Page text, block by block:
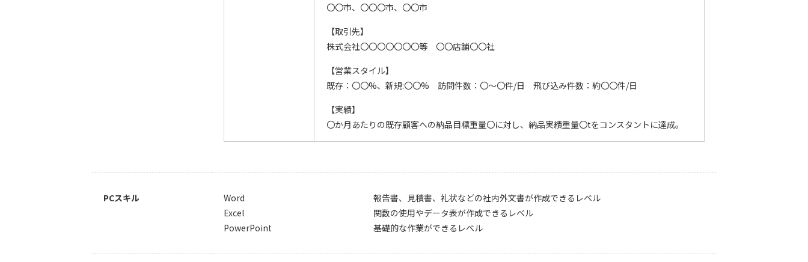
〇〇市、〇〇〇市、〇〇市
【取引先】
株式会社〇〇〇〇〇〇〇等 〇〇店舗〇〇社
【営業スタイル】
既存：〇〇%、新規:〇〇% 訪問件数：〇～〇件/日 飛び込み件数：約〇〇件/日
【実績】
〇か月あたりの既存顧客への納品目標重量〇に対し、納品実績重量〇tをコンスタントに達成。
PCスキル Word
報告書、見積書、礼状などの社内外文書が作成できるレベル
Excel
関数の使用やデータ表が作成できるレベル
PowerPoint
基礎的な作業ができるレベル